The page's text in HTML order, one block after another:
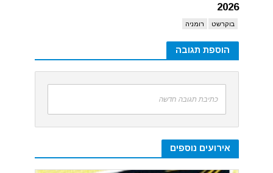
2026
בוקרשט רומניה
הוספת תגובה
כתיבת תגובה חדשה
אירועים נוספים